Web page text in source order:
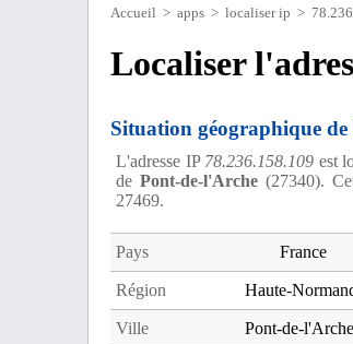
Accueil > apps > localiser ip >
Localiser
Situation géographique de
L'adresse IP 78.236.158.109 est
dePont-de-l'Arche (27340).
27469.
Pays France
Région Haute-
Ville Pont-de-l'Arche